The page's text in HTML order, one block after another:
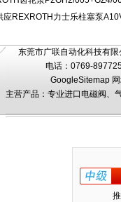
应REXROTH力士乐柱塞泵
东莞市广联自动化科技有
电话：0769-
GoogleSitemap
主营产品：专业进口电磁阀、